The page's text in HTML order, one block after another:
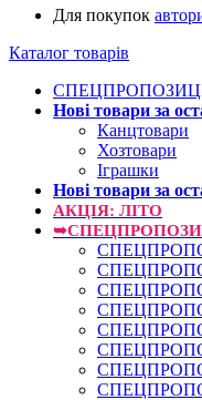
Для покупок
Каталог товарів
Нові товари за
Канцтовари
Хозтовари
Іграшки
Нові товари за
АКЦІЯ: ЛІТО